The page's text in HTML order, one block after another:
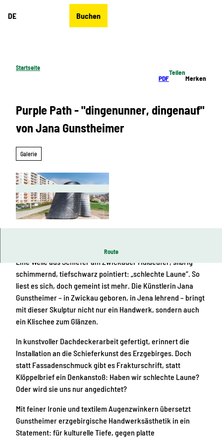
DE Buchen
Startseite
PDF
Teilen
Merken
Purple Path - "dingenunner, dingenauf"
von Jana Gunstheimer
Galerie
Chemnitz 2025 gGmbH
Route
Kunstwerk am Muldeparadies/Nähe Paradiesbrücke
Eine Welle aus Schiefer am Zwickauer Muldeufer, silbrig
schimmernd, tiefschwarz pointiert: „schlechte Laune“. So
liest es sich, doch gemeint ist mehr. Die Künstlerin Jana
Gunstheimer – in Zwickau geboren, in Jena lehrend – bringt
mit dieser Skulptur nicht nur ein Handwerk, sondern auch
ein Klischee zum Glänzen.
In kunstvoller Dachdeckerarbeit gefertigt, erinnert die
Installation an die Schieferkunst des Erzgebirges. Doch
statt Fassadenschmuck gibt es Frakturschrift, statt
Klöppelbrief ein Denkanstoß: Haben wir schlechte Laune?
Oder wird sie uns nur angedichtet?
Mit feiner Ironie und textilem Augenzwinkern übersetzt
Gunstheimer erzgebirgische Handwerksästhetik in ein
Statement: für kulturelle Tiefe, gegen platte